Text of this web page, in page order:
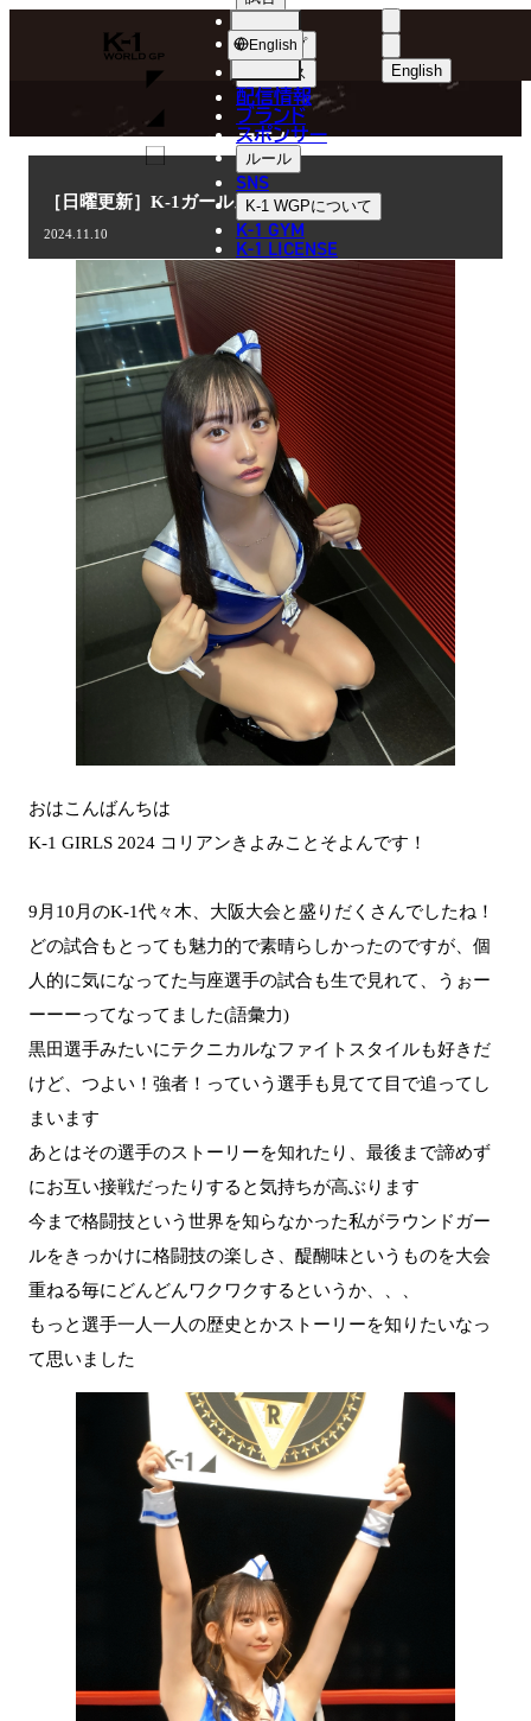
K-
WGP
English
ショップ
ニュース
配信情報
ブランド
スポンサー
ルール
SNS
K-1 WGPについて
K-1 GYM
K-1 LICENSE
English
COLUMN
コラム
［日曜更新］K-1ガールズ そよんが登場！
2024.11.10
おはこんばんちは
K-1 GIRLS 2024 コリアンきよみことそよんです！
9月10月のK-1代々木、大阪大会と盛りだくさんでしたね！
どの試合もとっても魅力的で素晴らしかったのですが、個
人的に気になってた与座選手の試合も生で見れて、うぉー
ーーーってなってました(語彙力)
黒田選手みたいにテクニカルなファイトスタイルも好きだ
けど、つよい！強者！っていう選手も見てて目で追ってし
まいます
あとはその選手のストーリーを知れたり、最後まで諦めず
にお互い接戦だったりすると気持ちが高ぶります
今まで格闘技という世界を知らなかった私がラウンドガー
ルをきっかけに格闘技の楽しさ、醍醐味というものを大会
重ねる毎にどんどんワクワクするというか、、、
もっと選手一人一人の歴史とかストーリーを知りたいなっ
て思いました